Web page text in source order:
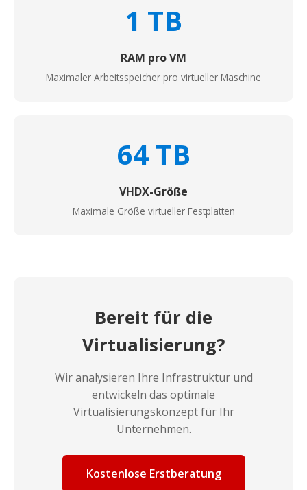
1 TB
RAM pro VM
Maximaler Arbeitsspeicher pro virtueller Maschine
64 TB
VHDX-Größe
Maximale Größe virtueller Festplatten
Bereit für die
Virtualisierung?
Wir analysieren Ihre Infrastruktur und
entwickeln das optimale
Virtualisierungskonzept für Ihr
Unternehmen.
Kostenlose Erstberatung